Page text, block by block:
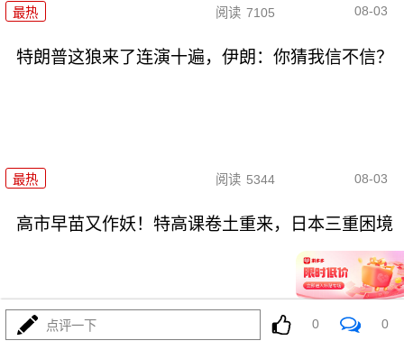
最热 阅读 7105 08-03
特朗普这狼来了连演十遍，伊朗：你猜我信不信？
最热 阅读 5344 08-03
高市早苗又作妖！特高课卷土重来，日本三重困境
点评一下 0 0